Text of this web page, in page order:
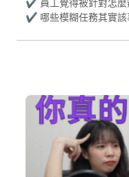
✔ 員工覺得被針對怎麼
✔ 哪些模糊任務其實該